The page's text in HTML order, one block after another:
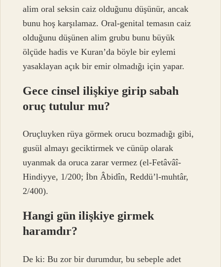
alim oral seksin caiz olduğunu düşünür, ancak
bunu hoş karşılamaz. Oral-genital temasın caiz
olduğunu düşünen alim grubu bunu büyük
ölçüde hadis ve Kuran’da böyle bir eylemi
yasaklayan açık bir emir olmadığı için yapar.
Gece cinsel ilişkiye girip sabah
oruç tutulur mu?
Oruçluyken rüya görmek orucu bozmadığı gibi,
gusül almayı geciktirmek ve cünüp olarak
uyanmak da oruca zarar vermez (el-Fetâvâî-
Hindiyye, 1/200; İbn Âbidîn, Reddü’l-muhtâr,
2/400).
Hangi gün ilişkiye girmek
haramdır?
De ki: Bu zor bir durumdur, bu sebeple adet